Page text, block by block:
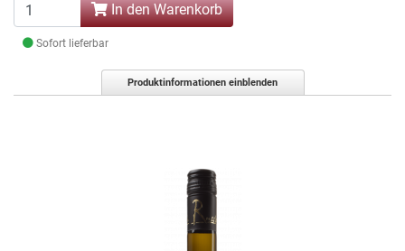
In den Warenkorb
Sofort lieferbar
Produktinformationen einblenden